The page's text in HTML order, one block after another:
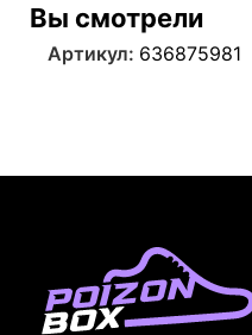
Вы смотрели
Артикул: 636875981